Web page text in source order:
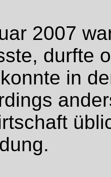
2007
durfte
in